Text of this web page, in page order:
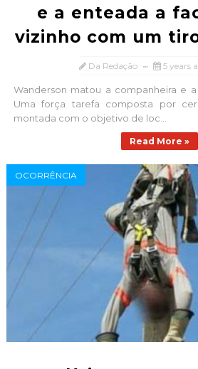
e a enteada a
vizinho com um
Da Redação 5 years
Wanderson matou a companheira e
Uma força tarefa composta por
montada com o objetivo de loc...
Read More »
OCORRÊNCIA